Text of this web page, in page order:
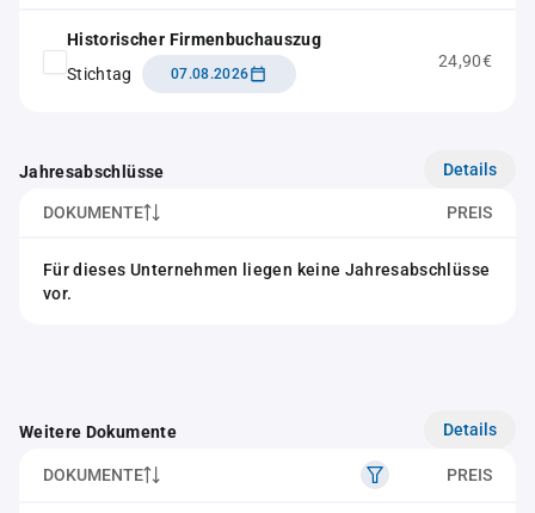
Historischer Firmenbuchauszug
Stichtag
07.08.2026
24,90€
Jahresabschlüsse Details
DOKUMENTE PREIS
Für dieses Unternehmen liegen keine Jahresabschlüsse
vor.
Weitere Dokumente Details
DOKUMENTE PREIS